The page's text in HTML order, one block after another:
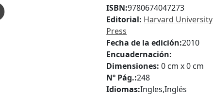
ISBN:9780674047273
Editorial: Harvard University
Press
Fecha de la edición:2010
Encuadernación:
Dimensiones: 0 cm x 0 cm
Nº Pág.:248
Idiomas:Ingles,Inglés